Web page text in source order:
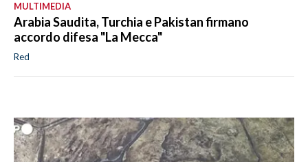
MULTIMEDIA
Arabia Saudita, Turchia e Pakistan firmano
accordo difesa "La Mecca"
Red